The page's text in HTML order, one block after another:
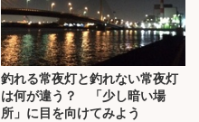
釣れる常夜灯と釣れない常夜灯
は何が違う？ 「少し暗い場
所」に目を向けてみよう